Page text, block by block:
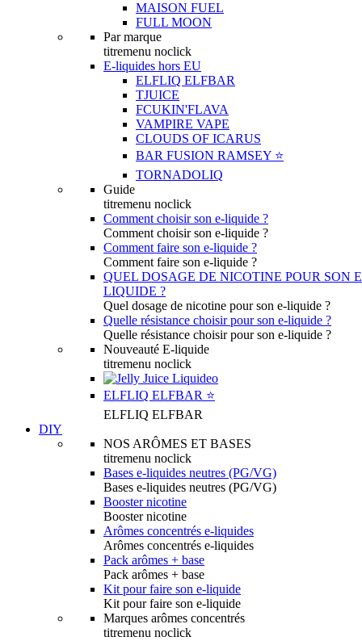
MAISON FUEL
FULL MOON
Par marque
titremenu noclick
E-liquides hors EU
ELFLIQ ELFBAR
TJUICE
FCUKIN'FLAVA
VAMPIRE VAPE
CLOUDS OF ICARUS
BAR FUSION RAMSEY ⭐️
TORNADOLIQ
Guide
titremenu noclick
Comment choisir son e-liquide ?
Comment choisir son e-liquide ?
Comment faire son e-liquide ?
Comment faire son e-liquide ?
QUEL DOSAGE DE NICOTINE POUR SON
LIQUIDE ?
Quel dosage de nicotine pour son e-liquide ?
Quelle résistance choisir pour son e-liquide ?
Quelle résistance choisir pour son e-liquide ?
Nouveauté E-liquide
titremenu noclick
ELFLIQ ELFBAR ⭐️
ELFLIQ ELFBAR
DIY
NOS ARÔMES ET BASES
titremenu noclick
Bases e-liquides neutres (PG/VG)
Bases e-liquides neutres (PG/VG)
Booster nicotine
Booster nicotine
Arômes concentrés e-liquides
Arômes concentrés e-liquides
Pack arômes + base
Pack arômes + base
Kit pour faire son e-liquide
Kit pour faire son e-liquide
Marques arômes concentrés
titremenu noclick